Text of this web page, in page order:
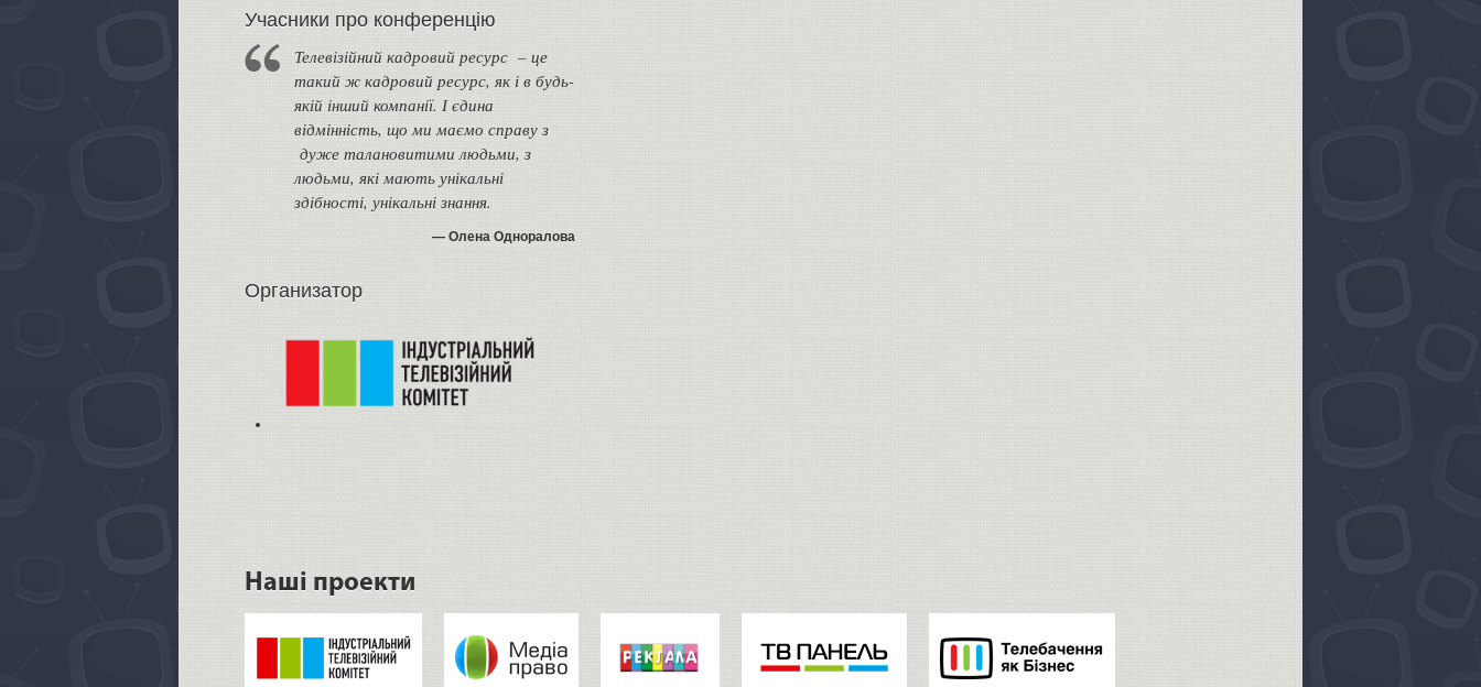
Учасники про конференцію
Телевізійний кадровий ресурс – це
такий ж кадровий ресурс, як і в будь-
якій інший компанії. І єдина
відмінність, що ми маємо справу з
дуже талановитими людьми, з
людьми, які мають унікальні
здібності, унікальні знання.
Олена Одноралова
Организатор
Наші проекти